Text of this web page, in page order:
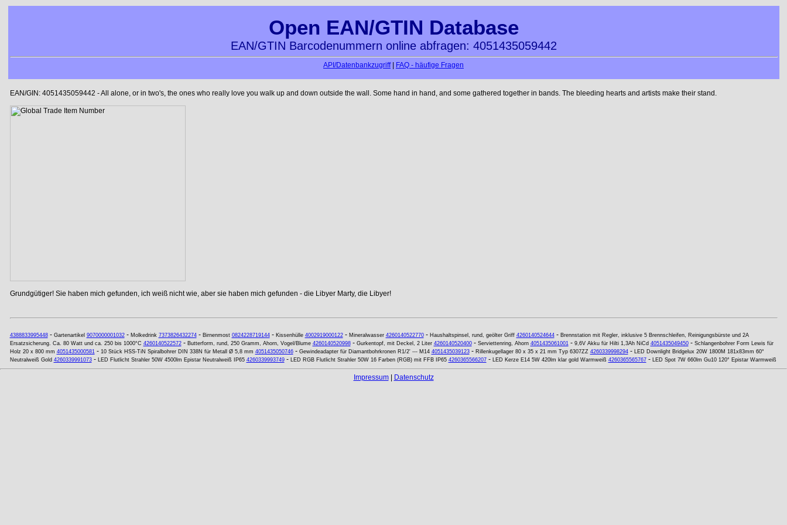
Open EAN/GTIN Database
EAN/GTIN Barcodenummern online abfragen: 4051435059442
API/Datenbankzugriff| FAQ - häufige Fragen
EAN/GIN: 4051435059442 - All alone, or in two's, the ones who really love you walk up and down outside the wall. Some hand in hand, and some gathered together in bands. The bleeding hearts and artists make their stand.
Grundgütiger! Sie haben mich gefunden, ich weiß nicht wie, aber sie haben mich gefunden - die Libyer Marty, die Libyer!
4388833995448- Gartenartikel 9070000001032- Molkedrink 7373826432274- Birnenmost 0824228719144- Kissenhülle 4002919000122- Mineralwasser 4260140522770- Haushaltspinsel, rund, geölter Griff 4260140524644- Brennstation mit Regler, inklusive 5 Brennschleifen, Reinigungsbürste und 2A
Ersatzsicherung. Ca. 80 Watt und ca. 250 bis 1000°C 4260140522572- Butterform, rund, 250 Gramm, Ahorn, Vogel/Blume 4260140520998- Gurkentopf, mit Deckel, 2 Liter 4260140520400- Serviettenring, Ahorn 4051435061001- 9,6V Akku für Hilti 1,3Ah NiCd 4051435049450- Schlangenbohrer Form Lewis für
Holz 20 x 800 mm 4051435000581- 10 Stück HSS-TiN Spiralbohrer DIN 338N für Metall Ø 5,8 mm 4051435050746- Gewindeadapter für Diamantbohrkronen R1/2' --- M14 4051435039123- Rillenkugellager 80 x 35 x 21 mm Typ 6307ZZ 4260339998294- LED Downlight Bridgelux 20W 1800M 181x83mm 60°
Neutralweiß Gold 4260339991073- LED Flutlicht Strahler 50W 4500lm Epistar Neutralweiß IP65 4260339993749- LED RGB Flutlicht Strahler 50W 16 Farben (RGB) mit FFB IP65 4260365566207- LED Kerze E14 5W 420lm klar gold Warmweiß 4260365565767- LED Spot 7W 660lm Gu10 120° Epistar Warmweiß
Impressum| Datenschutz